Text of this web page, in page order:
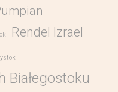
Rendel Izrael
Białegostoku